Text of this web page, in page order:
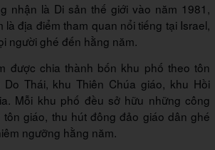
nhận là Di sản thế giới vào năm 1981,
là địa điểm tham quan nổi tiếng tại Israel,
người ghé đến hằng năm.
được chia thành bốn khu phố theo tôn
Thái, khu Thiên Chúa giáo, khu Hồi
Mỗi khu phố đều sở hữu những công
giáo, thu hút đông đảo giáo dân ghé
ngưỡng hằng năm.